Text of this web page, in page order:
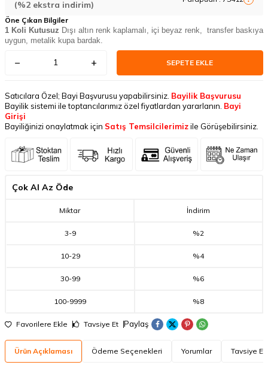
(%2 ekstra indirim)
Öne Çıkan Bilgiler
1 Koli Kutusuz Dışı altın renk kaplamalı, içi beyaz renk, transfer baskıya
uygun, metalik kupa bardak.
SEPETE EKLE
Satıcılara Özel; Bayi Başvurusu yapabilirsiniz. Bayilik Başvurusu
Bayilik sistemi ile toptancılarımız özel fiyatlardan yararlanın. Bayi
Girişi
Bayiliğinizi onaylatmak için Satış Temsilcilerimizile Görüşebilirsiniz.
Çok Al Az Öde
Miktar İndirim
3-9 %2
10-29 %4
30-99 %6
100-9999 %8
Favorilere Ekle Tavsiye Et Paylaş
Ürün Açıklaması Ödeme Seçenekleri Yorumlar Tavsiye Et